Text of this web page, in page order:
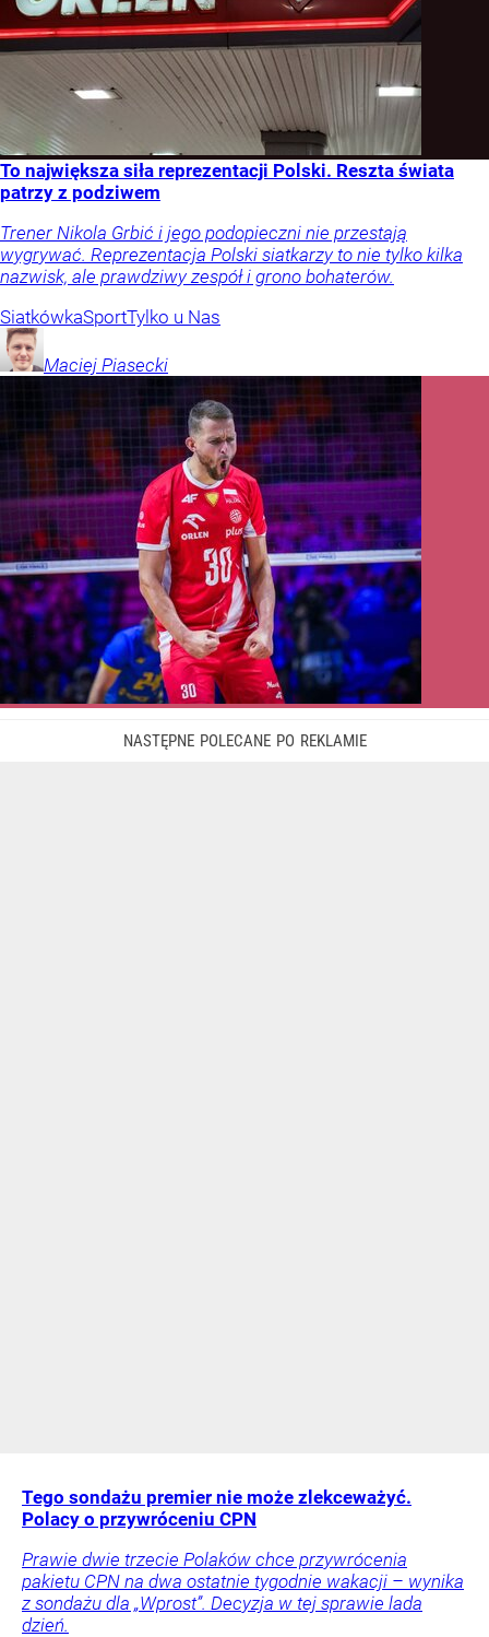
To największa siła reprezentacji Polski. Reszta świata
patrzy z podziwem
Trener Nikola Grbić i jego podopieczni nie przestają
wygrywać. Reprezentacja Polski siatkarzy to nie tylko kilka
nazwisk, ale prawdziwy zespół i grono bohaterów.
SiatkówkaSportTylko u Nas
Maciej Piasecki
Tego sondażu premier nie może zlekceważyć.
Polacy o przywróceniu CPN
Prawie dwie trzecie Polaków chce przywrócenia
pakietu CPN na dwa ostatnie tygodnie wakacji – wynika
z sondażu dla „Wprost”. Decyzja w tej sprawie lada
dzień.